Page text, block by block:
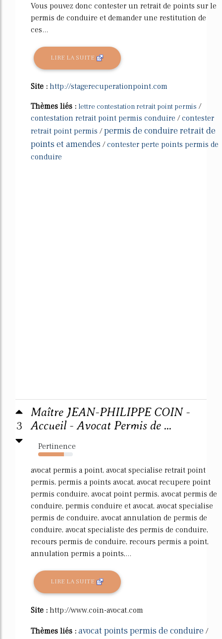
Vous pouvez donc contester un retrait de points sur le
permis de conduire et demander une restitution de
ces...
LIRE LA SUITE
Site : http://stagerecuperationpoint.com
Thèmes liés : lettre contestation retrait point permis /
contestation retrait point permis conduire /contester
retrait point permis /permis de conduire retrait de
points et amendes /contester perte points permis de
conduire
3
Maître JEAN-PHILIPPE COIN -
Accueil - Avocat Permis de ...
Pertinence
74%
avocat permis a point, avocat specialise retrait point
permis, permis a points avocat, avocat recupere point
permis conduire, avocat point permis, avocat permis de
conduire, permis conduire et avocat, avocat specialise
permis de conduire, avocat annulation de permis de
conduire, avocat specialiste des permis de conduire,
recours permis de conduire, recours permis a point,
annulation permis a points,...
LIRE LA SUITE
Site : http://www.coin-avocat.com
Thèmes liés : avocat points permis de conduire /